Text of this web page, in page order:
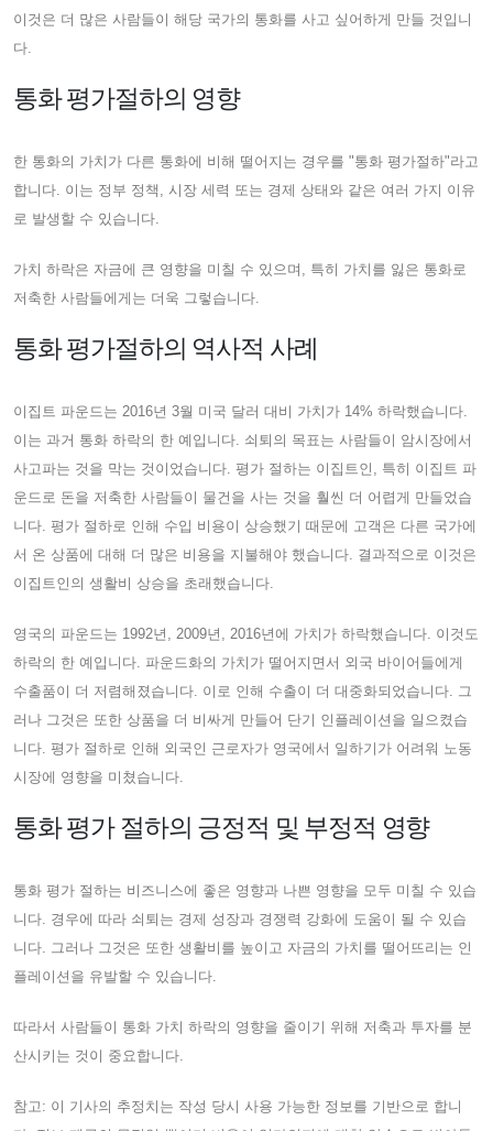
이것은 더 많은 사람들이 해당 국가의 통화를 사고 싶어하게 만들 것입니
다.
통화 평가절하의 영향
한 통화의 가치가 다른 통화에 비해 떨어지는 경우를 "통화 평가절하"라고
합니다. 이는 정부 정책, 시장 세력 또는 경제 상태와 같은 여러 가지 이유
로 발생할 수 있습니다.
가치 하락은 자금에 큰 영향을 미칠 수 있으며, 특히 가치를 잃은 통화로
저축한 사람들에게는 더욱 그렇습니다.
통화 평가절하의 역사적 사례
이집트 파운드는 2016년 3월 미국 달러 대비 가치가 14% 하락했습니다.
이는 과거 통화 하락의 한 예입니다. 쇠퇴의 목표는 사람들이 암시장에서
사고파는 것을 막는 것이었습니다. 평가 절하는 이집트인, 특히 이집트 파
운드로 돈을 저축한 사람들이 물건을 사는 것을 훨씬 더 어렵게 만들었습
니다. 평가 절하로 인해 수입 비용이 상승했기 때문에 고객은 다른 국가에
서 온 상품에 대해 더 많은 비용을 지불해야 했습니다. 결과적으로 이것은
이집트인의 생활비 상승을 초래했습니다.
영국의 파운드는 1992년, 2009년, 2016년에 가치가 하락했습니다. 이것도
하락의 한 예입니다. 파운드화의 가치가 떨어지면서 외국 바이어들에게
수출품이 더 저렴해졌습니다. 이로 인해 수출이 더 대중화되었습니다. 그
러나 그것은 또한 상품을 더 비싸게 만들어 단기 인플레이션을 일으켰습
니다. 평가 절하로 인해 외국인 근로자가 영국에서 일하기가 어려워 노동
시장에 영향을 미쳤습니다.
통화 평가 절하의 긍정적 및 부정적 영향
통화 평가 절하는 비즈니스에 좋은 영향과 나쁜 영향을 모두 미칠 수 있습
니다. 경우에 따라 쇠퇴는 경제 성장과 경쟁력 강화에 도움이 될 수 있습
니다. 그러나 그것은 또한 생활비를 높이고 자금의 가치를 떨어뜨리는 인
플레이션을 유발할 수 있습니다.
따라서 사람들이 통화 가치 하락의 영향을 줄이기 위해 저축과 투자를 분
산시키는 것이 중요합니다.
참고: 이 기사의 추정치는 작성 당시 사용 가능한 정보를 기반으로 합니